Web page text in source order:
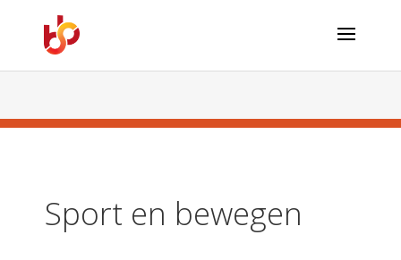
Sport en bewegen